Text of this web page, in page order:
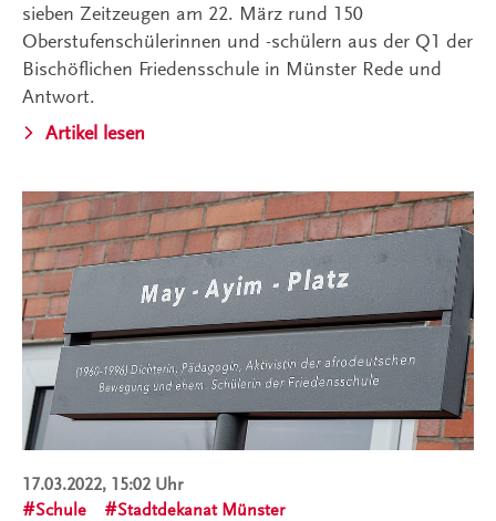
sieben Zeitzeugen am 22. März rund 150
Oberstufenschülerinnen und -schülern aus der Q1 der
Bischöflichen Friedensschule in Münster Rede und
Antwort.
Artikel lesen
17.03.2022, 15:02 Uhr
Schule
Stadtdekanat Münster